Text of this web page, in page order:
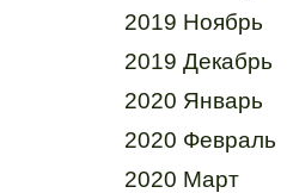
2019 Ноябрь
2019 Декабрь
2020 Январь
2020 Февраль
2020 Март